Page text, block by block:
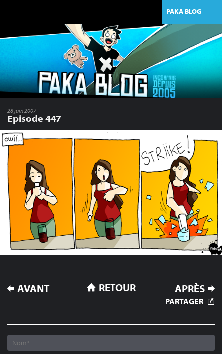
PAKA BLOG
28 juin 2007
Episode 447
NAVIGATION
DE
AVANT APRÈS
RETOUR
PARTAGER